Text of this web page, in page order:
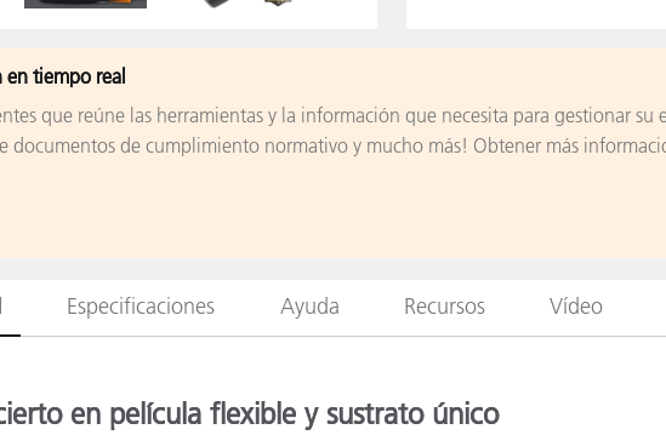
en tiempo real
que reúne las herramientas y la información que necesita para gestionar su
documentos de cumplimiento normativo y mucho más! Obtener más
Especificaciones Ayuda Recursos Vídeo
en película flexible y sustrato único